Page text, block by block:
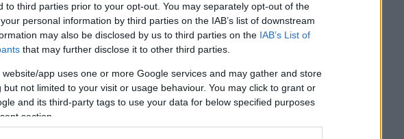
to third parties prior to your opt-out. You may separately opt-out of the
personal information by third parties on the IAB’s list of downstream
may also be disclosed by us to third parties on the IAB’s List of
that may further disclose it to other third parties.
app uses one or more Google services and may gather and store
but not limited to your visit or usage behaviour. You may click to grant or
and its third-party tags to use your data for below specified purposes
section.